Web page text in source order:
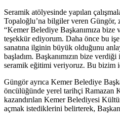
Seramik atölyesinde yapılan
Topaloğlu’na bilgiler veren Güngör,
“Kemer Belediye Başkanımıza bize
teşekkür ediyorum. Daha önce bu
sanatına ilginin büyük olduğunu
başladım. Başkanımızın bize
seramik eğitimi veriyoruz. Bu bizim
Güngör ayrıca Kemer Belediye
öncülüğünde yerel tarihçi Ramazan
kazandırılan Kemer Belediyesi
açmak istediklerini belirterek,